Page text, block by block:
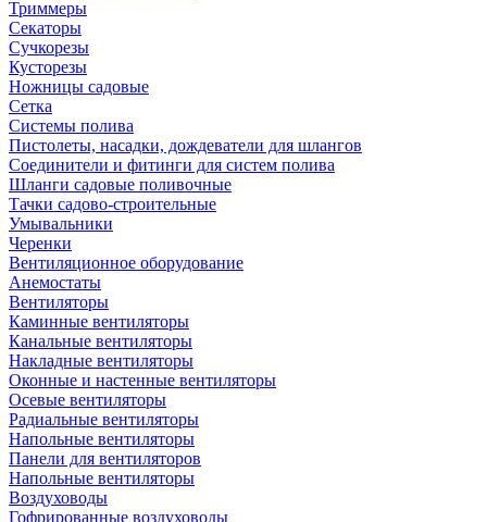
Триммеры
Секаторы
Сучкорезы
Кусторезы
Ножницы садовые
Сетка
Системы полива
Пистолеты, насадки, дождеватели для шлангов
Соединители и фитинги для систем полива
Шланги садовые поливочные
Тачки садово-строительные
Умывальники
Черенки
Вентиляционное оборудование
Анемостаты
Вентиляторы
Каминные вентиляторы
Канальные вентиляторы
Накладные вентиляторы
Оконные и настенные вентиляторы
Осевые вентиляторы
Радиальные вентиляторы
Напольные вентиляторы
Панели для вентиляторов
Напольные вентиляторы
Воздуховоды
Гофрированные воздуховоды